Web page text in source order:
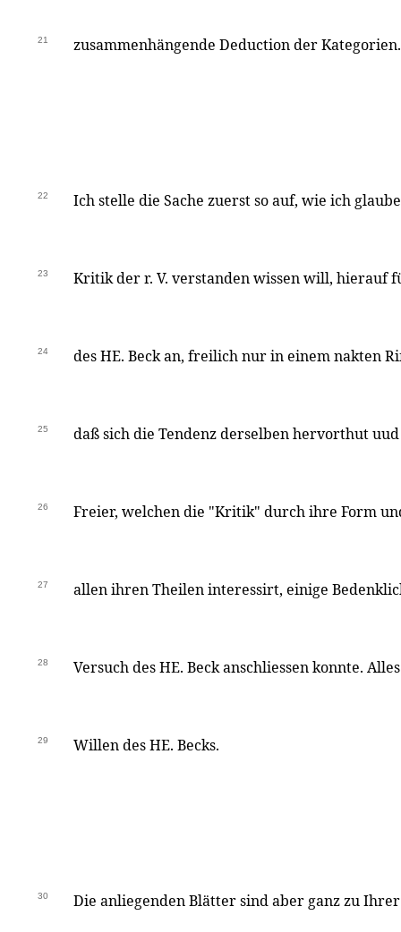
21 zusammenhängende Deduction der Kategorien.
22 Ich stelle die Sache zuerst so auf, wie ich
23 Kritik der r. V. verstanden wissen will, hierauf
24 des HE. Beck an, freilich nur in einem nakten
25 daß sich die Tendenz derselben hervorthut
26 Freier, welchen die "Kritik" durch ihre Form
27 allen ihren Theilen interessirt, einige
28 Versuch des HE. Beck anschliessen konnte.
29 Willen des HE. Becks.
30 Die anliegenden Blätter sind aber ganz zu